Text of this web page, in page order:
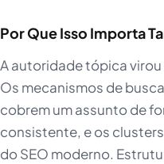
Por Que Isso Importa
A autoridade tópica virou
Os mecanismos de
cobrem um assunto de
consistente, e os
do SEO moderno.